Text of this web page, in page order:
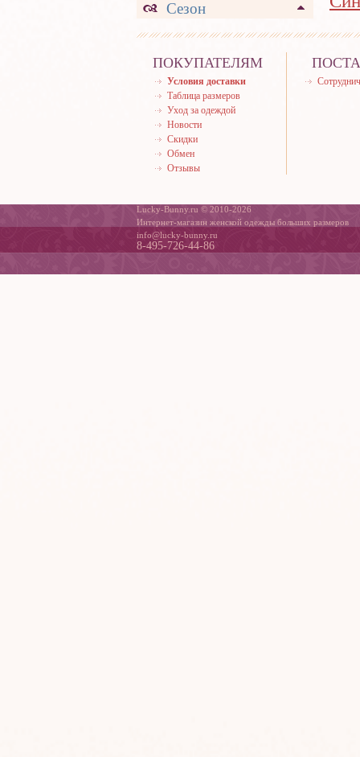
Сезон
ПОКУПАТЕЛЯМ
Условия доставки
Таблица размеров
Уход за одеждой
Новости
Скидки
Обмен
Отзывы
Lucky-Bunny.ru © 2010-2026
Интернет-магазин женской одежды больших размеров
info@lucky-bunny.ru
8-495-726-44-86